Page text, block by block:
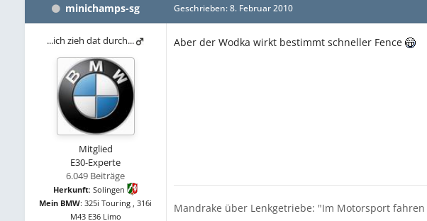
minichamps-sg
...ich zieh dat durch...
Mitglied
E30-Experte
6.049 Beiträge
Herkunft: Solingen
Mein BMW: 325i Touring , 316i
M43 E36 Limo
Geschrieben:8. Februar 2010
Aber der Wodka wirkt bestimmt schneller Fence
Mandrake über Lenkgetriebe: "Im Motorsport